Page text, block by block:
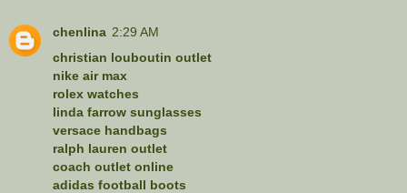
chenlina 2:29 AM
christian louboutin outlet
nike air max
rolex watches
linda farrow sunglasses
versace handbags
ralph lauren outlet
coach outlet online
adidas football boots